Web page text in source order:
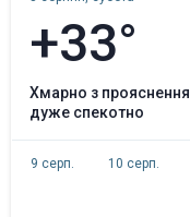
+33°
хмарно з проясненнями, без опадів,
дуже спекотно
9 серп. 10 серп.